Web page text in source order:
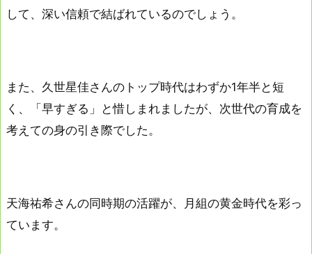
して、深い信頼で結ばれているのでしょう。
また、久世星佳さんのトップ時代はわずか1年半と短
く、「早すぎる」と惜しまれましたが、次世代の育成を
考えての身の引き際でした。
天海祐希さんの同時期の活躍が、月組の黄金時代を彩っ
ています。